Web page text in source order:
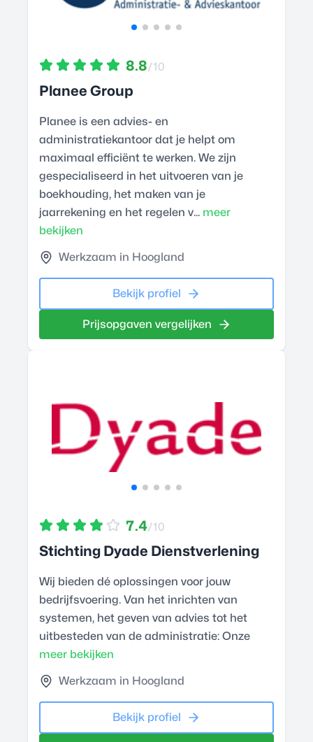
8.8/10
Planee Group
Planee is een advies- en
administratiekantoor dat je helpt om
maximaal efficiënt te werken. We zijn
gespecialiseerd in het uitvoeren van je
boekhouding, het maken van je
jaarrekening en het regelen v... meer
bekijken
Werkzaam in Hoogland
Bekijk profiel
Prijsopgaven vergelijken
7.4/10
Stichting Dyade Dienstverlening
Wij bieden dé oplossingen voor jouw
bedrijfsvoering. Van het inrichten van
systemen, het geven van advies tot het
uitbesteden van de administratie: Onze
meer bekijken
Werkzaam in Hoogland
Bekijk profiel